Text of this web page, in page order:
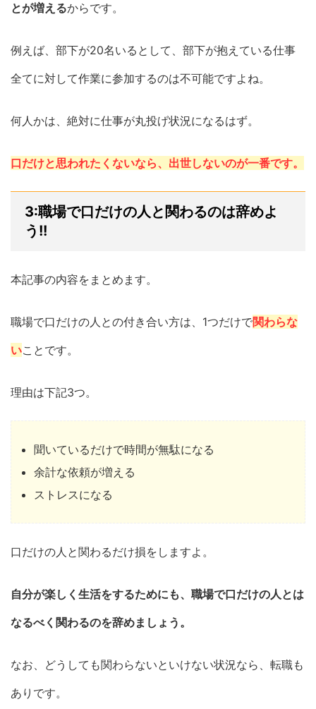
とが増えるからです。
例えば、部下が20名いるとして、部下が抱えている仕事
全てに対して作業に参加するのは不可能ですよね。
何人かは、絶対に仕事が丸投げ状況になるはず。
口だけと思われたくないなら、出世しないのが一番です。
3:職場で口だけの人と関わるのは辞めよ
う!!
本記事の内容をまとめます。
職場で口だけの人との付き合い方は、1つだけで関わらな
いことです。
理由は下記3つ。
聞いているだけで時間が無駄になる
余計な依頼が増える
ストレスになる
口だけの人と関わるだけ損をしますよ。
自分が楽しく生活をするためにも、職場で口だけの人とは
なるべく関わるのを辞めましょう。
なお、どうしても関わらないといけない状況なら、転職も
ありです。